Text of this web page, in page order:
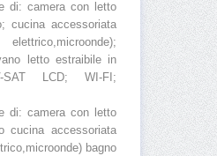
di: camera con letto
cucina accessoriata
letto estraibile in
LCD; WI-FI;
di: camera con letto
cucina accessoriata
bagno